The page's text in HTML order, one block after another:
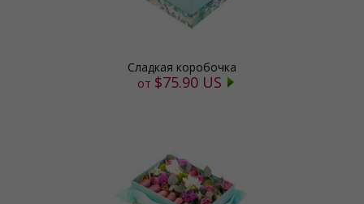
Сладкая коробочка
от $75.90 US